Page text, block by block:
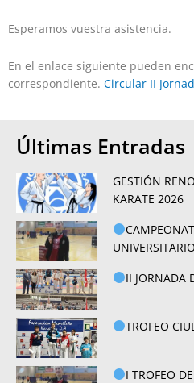
Esperamos vuestra asistencia.
En el enlace siguiente pueden
correspondiente. Circular II
Últimas Entradas
GESTIÓN
KARATE 2026
II JORNADA
TROFEO
I TROFEO